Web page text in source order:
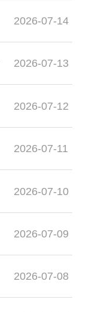
2026-07-14
2026-07-13
2026-07-12
2026-07-11
2026-07-10
2026-07-09
2026-07-08